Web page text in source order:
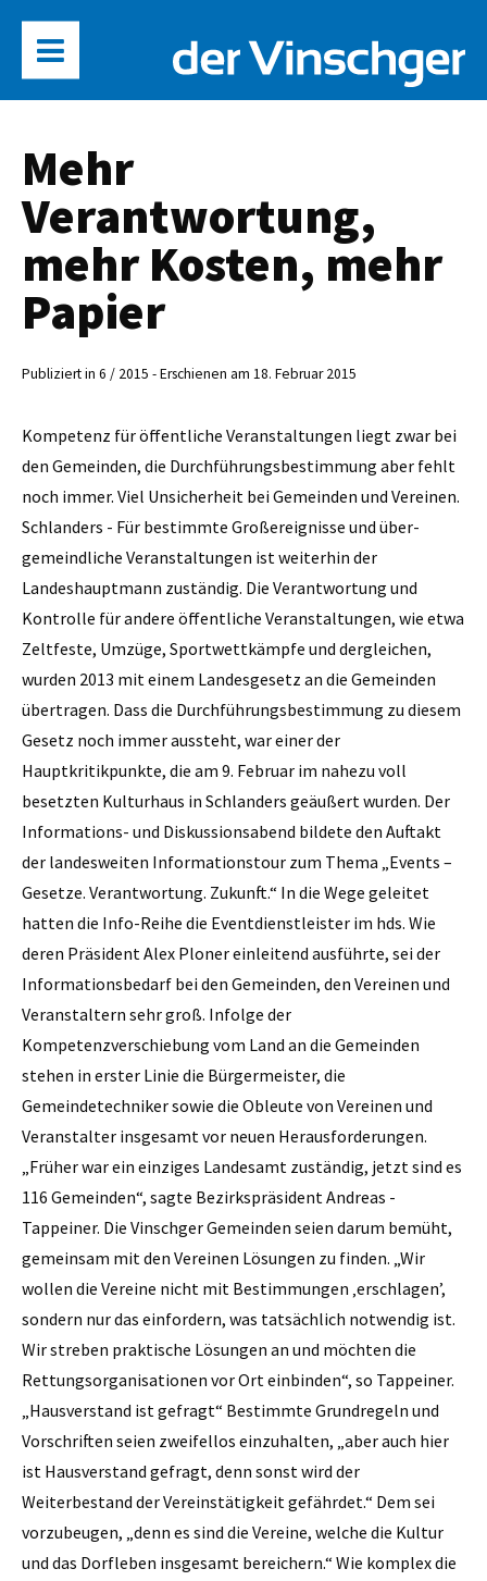
Mehr
Verantwortung,
mehr Kosten, mehr
Papier
Publiziert in 6 / 2015 - Erschienen am 18. Februar 2015
Kompetenz für öffentliche Veranstaltungen liegt zwar bei
den Gemeinden, die Durchführungsbestimmung aber fehlt
noch immer. Viel Unsicherheit bei Gemeinden und Vereinen.
Schlanders - Für bestimmte Großereignisse und über­
gemeindliche Veranstaltungen ist weiterhin der
Landeshauptmann zuständig. Die Verantwortung und
Kontrolle für andere öffentliche Veranstaltungen, wie etwa
Zeltfeste, Umzüge, Sportwettkämpfe und dergleichen,
wurden 2013 mit einem Landesgesetz an die Gemeinden
übertragen. Dass die Durchführungsbestimmung zu diesem
Gesetz noch immer aussteht, war einer der
Hauptkritikpunkte, die am 9. Februar im nahezu voll
besetzten Kulturhaus in Schlanders geäußert wurden. Der
Informations- und Diskussionsabend bildete den Auftakt
der landesweiten Informationstour zum Thema „Events –
Gesetze. Verantwortung. Zukunft.“ In die Wege geleitet
hatten die Info-Reihe die Eventdienstleister im hds. Wie
deren Präsident Alex Ploner einleitend ausführte, sei der
Informationsbedarf bei den Gemeinden, den Vereinen und
Veranstaltern sehr groß. Infolge der
Kompetenzverschiebung vom Land an die Gemeinden
stehen in erster Linie die Bürgermeister, die
Gemeindetechniker sowie die Obleute von Vereinen und
Veranstalter insgesamt vor neuen Herausforderungen.
„Früher war ein einziges Landesamt zuständig, jetzt sind es
116 Gemeinden“, sagte Bezirkspräsident Andreas ­
Tappeiner. Die Vinschger Gemeinden seien darum bemüht,
gemeinsam mit den Vereinen Lösungen zu finden. „Wir
wollen die Vereine nicht mit Bestimmungen ‚erschlagen’,
sondern nur das einfordern, was tatsächlich notwendig ist.
Wir streben praktische Lösungen an und möchten die
Rettungsorganisationen vor Ort einbinden“, so Tappeiner.
„Hausverstand ist gefragt“ Bestimmte Grundregeln und
Vorschriften seien zweifellos einzuhalten, „aber auch hier
ist Hausverstand gefragt, denn sonst wird der
Weiterbestand der Vereinstätigkeit gefährdet.“ Dem sei
vorzubeugen, „denn es sind die Vereine, welche die Kultur
und das Dorfleben insgesamt be­reichern.“ Wie komplex die